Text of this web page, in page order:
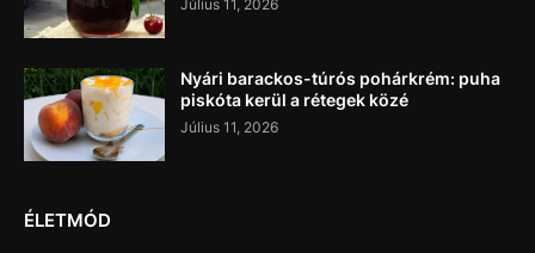
Július 11, 2026
Nyári barackos-túrós pohárkrém: puha
piskóta kerül a rétegek közé
Július 11, 2026
ÉLETMÓD